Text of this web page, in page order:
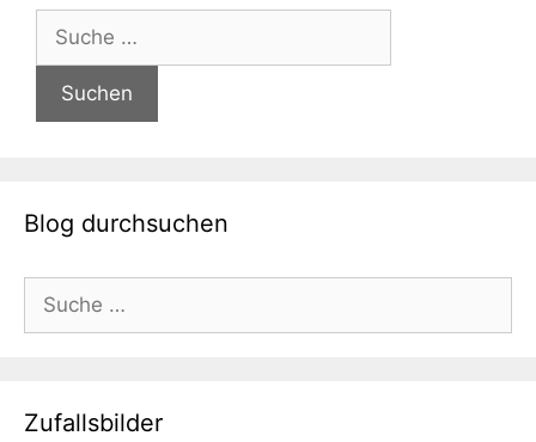
nach:
Blog durchsuchen
nach:
Zufallsbilder